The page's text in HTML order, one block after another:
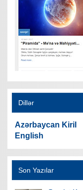
Dillər
Azərbaycan Kiril
English
Son Yazılar